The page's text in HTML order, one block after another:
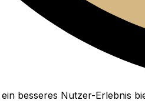
besseres Nutzer-Erlebnis